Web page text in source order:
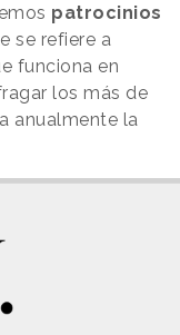
patrocinios
se refiere a
funciona en
los más de
anualmente la